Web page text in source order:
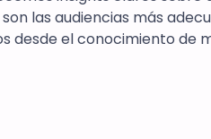
las audiencias más
desde el conocimiento de